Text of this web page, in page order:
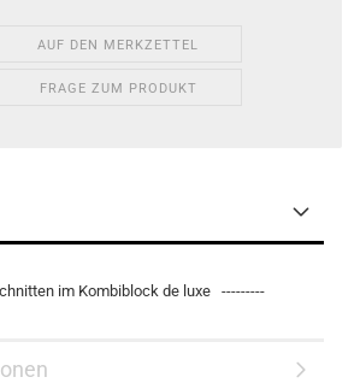
AUF DEN MERKZETTEL
FRAGE ZUM PRODUKT
im Kombiblock de luxe ---------